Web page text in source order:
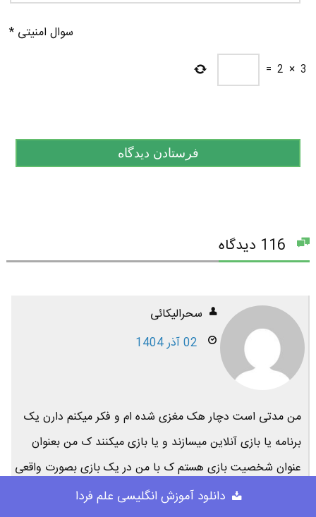
سوال امنیتی *
3
×
2
=
سحرالیکائی
02 آذر 1404
من مدتی است دچار هک مغزی شده ام و فکر میکنم دارن یک
برنامه یا بازی آنلاین میسازند و یا بازی میکنند ک من بعنوان
عنوان شخصیت بازی هستم ک با من در یک بازی بصورت واقعی
از راه دور بازی میکنند و هردستوری میدهند انجام میدم و هر کجا
دانلود آموزش انگلیسی علم فردا